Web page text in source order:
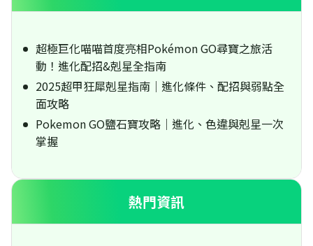
超極巨化喵喵首度亮相Pokémon GO尋寶之旅活
動！進化配招&剋星全指南
2025超甲狂犀剋星指南｜進化條件、配招與弱點全
面攻略
Pokemon GO鹽石寶攻略｜進化、色違與剋星一次
掌握
熱門資訊